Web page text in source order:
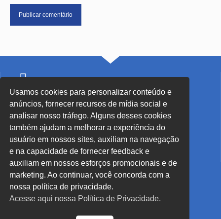
SEDE Blumenau - SC
Rua John Kennedy, 91 - Centro
(47) 3326-6399
sec.blumenau@secblumenau.com.br
Desenvolvido por
Horários de atendimento: Blumenau/SC:
Usamos cookies para personalizar conteúdo e
anúncios, fornecer recursos de mídia social e
analisar nosso tráfego. Alguns desses cookies
também ajudam a melhorar a experiência do
usuário em nossos sites, auxiliam na navegação
e na capacidade de fornecer feedback e
auxiliam em nossos esforços promocionais e de
marketing. Ao continuar, você concorda com a
nossa política de privacidade.
Acesse aqui nossa Política de Privacidade.